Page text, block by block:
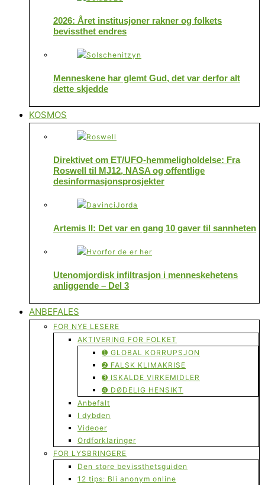
2026: Året institusjoner rakner og folkets
bevissthet endres
Menneskene har glemt Gud, det var derfor alt
dette skjedde
KOSMOS
Direktivet om ET/UFO-hemmeligholdelse: Fra
Roswell til MJ12, NASA og offentlige
desinformasjonsprosjekter
Artemis II: Det var en gang 10 gaver til sannheten
Utenomjordisk infiltrasjon i menneskehetens
anliggende – Del 3
ANBEFALES
FOR NYE LESERE
AKTIVERING FOR FOLKET
➊ GLOBAL KORRUPSJON
➋ FALSK KLIMAKRISE
➌ ISKALDE VIRKEMIDLER
➍ DØDELIG HENSIKT
Anbefalt
I dybden
Videoer
Ordforklaringer
FOR LYSBRINGERE
Den store bevissthetsguiden
12 tips: Bli anonym online